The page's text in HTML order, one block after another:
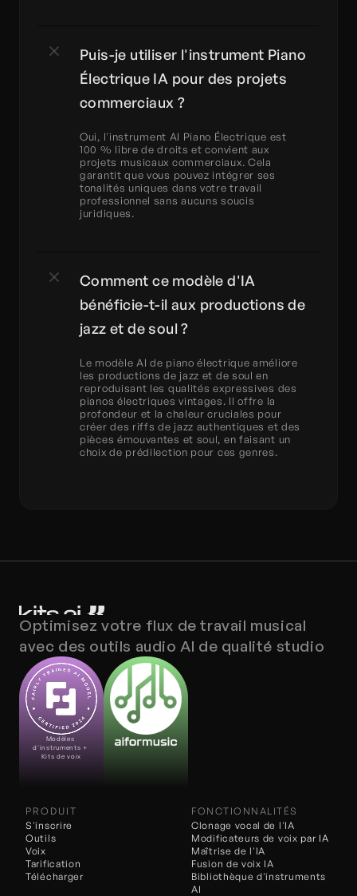
Puis-je utiliser l'instrument Piano
Électrique IA pour des projets
commerciaux ?
Oui, l'instrument AI Piano Électrique est
100 % libre de droits et convient aux
projets musicaux commerciaux. Cela
garantit que vous pouvez intégrer ses
tonalités uniques dans votre travail
professionnel sans aucuns soucis
juridiques.
Comment ce modèle d'IA
bénéficie-t-il aux productions de
jazz et de soul ?
Le modèle AI de piano électrique améliore
les productions de jazz et de soul en
reproduisant les qualités expressives des
pianos électriques vintages. Il offre la
profondeur et la chaleur cruciales pour
créer des riffs de jazz authentiques et des
pièces émouvantes et soul, en faisant un
choix de prédilection pour ces genres.
Optimisez votre flux de travail musical
avec des outils audio AI de qualité studio
Modèles
d'instruments +
Kits de voix
PRODUIT
S'inscrire
Outils
Voix
Tarification
Télécharger
FONCTIONNALITÉS
Clonage vocal de l'IA
Fusion de voix IA
Modificateurs de voix par IA
Maîtrise de l'IA
Bibliothèque d'instruments
AI